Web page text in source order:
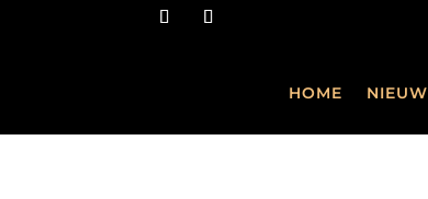
HOME NIEUW